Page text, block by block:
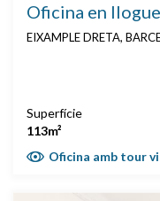
Oficina en
EIXAMPLE DRETA,
Superfície
113m²
Oficina amb tour